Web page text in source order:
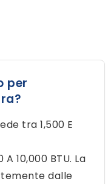
per
tra 1,500 E
10,000 BTU. La
dalle